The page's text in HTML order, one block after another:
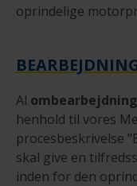
oprindelige
Al
henhold til vores
procesbeskrivelse
skal give en
inden for den